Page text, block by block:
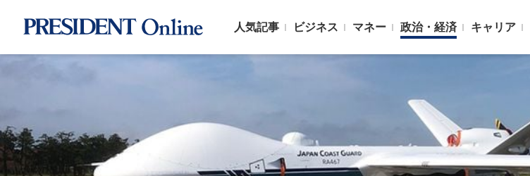
人気記事 ビジネス マネー 政治・経済 キャリア